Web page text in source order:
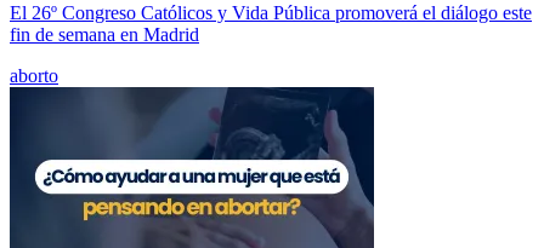
El 26º Congreso Católicos y Vida Pública promoverá el diálogo este
fin de semana en Madrid
aborto